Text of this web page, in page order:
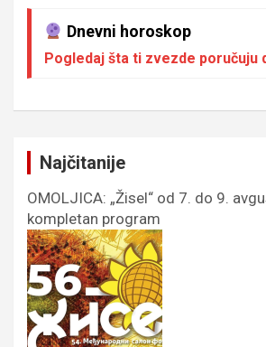
Dnevni horoskop
Pogledaj šta ti zvezde poručuju
Najčitanije
OMOLJICA: „Žisel“ od 7. do 9.
kompletan program